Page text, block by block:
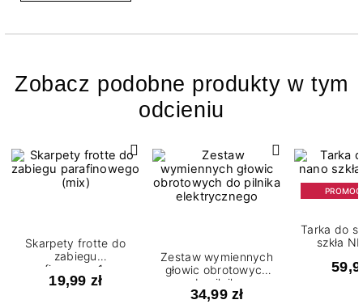
Zobacz podobne produkty w tym
odcieniu
Skarpety frotte do
zabiegu
parafinowego 1 para
(mix kolorów)
19,99 zł
Zestaw wymiennych
głowic obrotowych
do pilnika
elektrycznego
34,99 zł
Tarka do
szkła